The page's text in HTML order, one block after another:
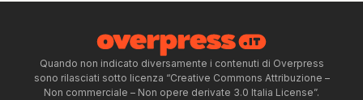
Quando non indicato diversamente i contenuti di Overpress
sono rilasciati sotto licenza “Creative Commons Attribuzione –
Non commerciale – Non opere derivate 3.0 Italia License”.